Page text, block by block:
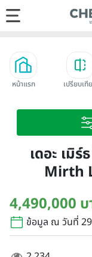
หน้าแรก เปรียบเที
เดอะ เมิ
Mirth
4,490,000 บ
ข้อมูล ณ วันที่